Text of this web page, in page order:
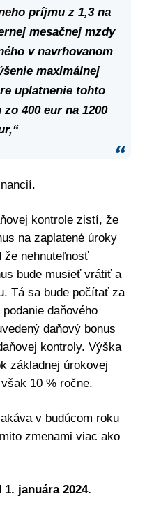
príjmu z 1,3 na
mesačnej mzdy
v navrhovanom
maximálnej
uplatnenie tohto
400 eur na 1200
kontrole zistí, že
na zaplatené úroky
že nehnuteľnosť
bude musieť vrátiť a
Tá sa bude počítať za
daňového
daňový bonus
kontroly. Výška
základnej úrokovej
10 % ročne.
v budúcom roku
zmenami viac ako
januára 2024.